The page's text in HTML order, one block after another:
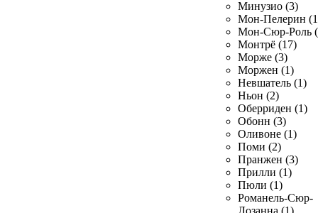
Минузио (3)
Мон-Пелерин
Мон-Сюр-Роль
Монтрё (17)
Морже (3)
Моржен (1)
Невшатель (1)
Ньон (2)
Оберриден (1)
Обонн (3)
Оливоне (1)
Поми (2)
Пранжен (3)
Прилли (1)
Пюли (1)
Романель-Сюр-
Лозанна (1)